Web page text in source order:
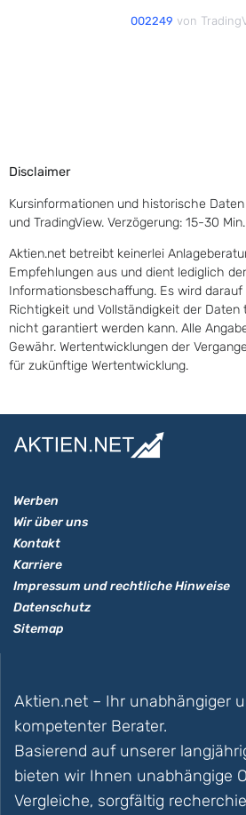
002249 von
Disclaimer
Kursinformationen und historische
und TradingView. Verzögerung: 15-30 Min.
Aktien.net betreibt keinerlei
Empfehlungen aus und dient lediglich der
Informationsbeschaffung. Es wird darauf
Richtigkeit und Vollständigkeit der
nicht garantiert werden kann. Alle
Gewähr. Wertentwicklungen der
für zukünftige Wertentwicklung.
Werben
Wir über uns
Kontakt
Karriere
Impressum und rechtliche Hinweise
Datenschutz
Sitemap
Aktien.net – Ihr unabhängiger
kompetenter Berater.
Basierend auf unserer
bieten wir Ihnen unabhängige
Vergleiche, sorgfältig